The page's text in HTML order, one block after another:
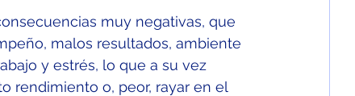
muy negativas, que
malos resultados, ambiente
y estrés, lo que a su vez
rendimiento o, peor, rayar en el